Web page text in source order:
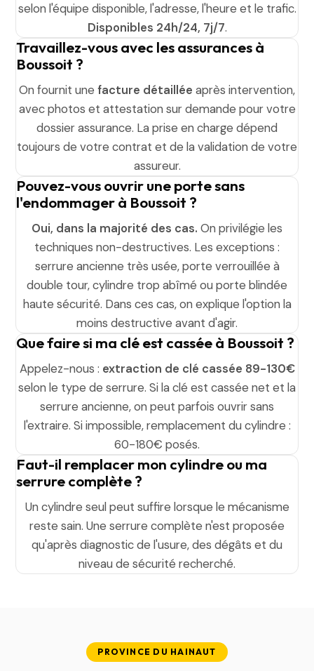
selon l'équipe disponible, l'adresse, l'heure et le trafic.
Disponibles 24h/24, 7j/7.
Travaillez-vous avec les assurances à
Boussoit ?
On fournit une facture détaillée après intervention,
avec photos et attestation sur demande pour votre
dossier assurance. La prise en charge dépend
toujours de votre contrat et de la validation de votre
assureur.
Pouvez-vous ouvrir une porte sans
l'endommager à Boussoit ?
Oui, dans la majorité des cas. On privilégie les
techniques non-destructives. Les exceptions :
serrure ancienne très usée, porte verrouillée à
double tour, cylindre trop abîmé ou porte blindée
haute sécurité. Dans ces cas, on explique l'option la
moins destructive avant d'agir.
Que faire si ma clé est cassée à Boussoit ?
Appelez-nous : extraction de clé cassée 89-130€
selon le type de serrure. Si la clé est cassée net et la
serrure ancienne, on peut parfois ouvrir sans
l'extraire. Si impossible, remplacement du cylindre :
60-180€ posés.
Faut-il remplacer mon cylindre ou ma
serrure complète ?
Un cylindre seul peut suffire lorsque le mécanisme
reste sain. Une serrure complète n'est proposée
qu'après diagnostic de l'usure, des dégâts et du
niveau de sécurité recherché.
PROVINCE DU HAINAUT